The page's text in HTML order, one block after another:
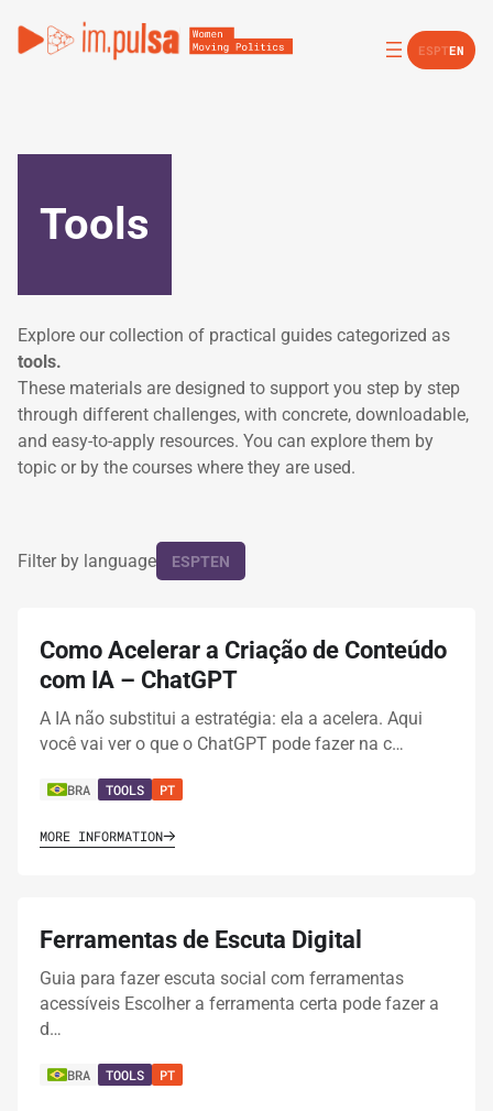
content
ESPTEN
Tools
Explore our collection of practical guides categorized as
tools.
These materials are designed to support you step by step
through different challenges, with concrete, downloadable,
and easy-to-apply resources. You can explore them by
topic or by the courses where they are used.
Filter by language ESPTEN
Como Acelerar a Criação de Conteúdo
com IA – ChatGPT
A IA não substitui a estratégia: ela a acelera. Aqui
você vai ver o que o ChatGPT pode fazer na c…
BRA TOOLS PT
MORE INFORMATION
Ferramentas de Escuta Digital
Guia para fazer escuta social com ferramentas
acessíveis Escolher a ferramenta certa pode fazer a
d…
BRA TOOLS PT